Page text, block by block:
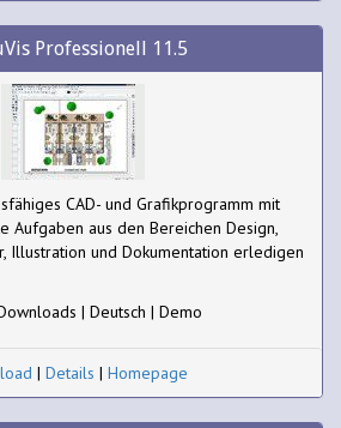
Professionell 11.5
CAD- und Grafikprogramm mit
Aufgaben aus den Bereichen Design,
Illustration und Dokumentation erledigen
| Deutsch | Demo
| Details | Homepage